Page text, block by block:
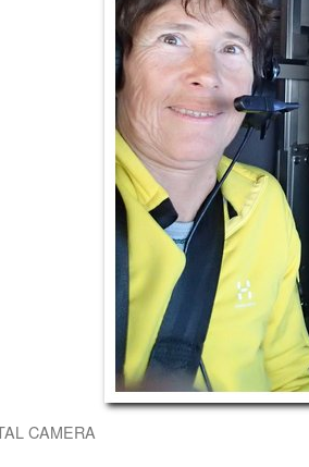
CAMERA